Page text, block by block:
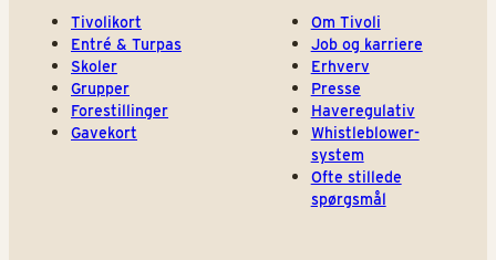
Tivolikort
Entré & Turpas
Skoler
Grupper
Forestillinger
Gavekort
Om Tivoli
Job og karriere
Erhverv
Presse
Haveregulativ
Whistleblower-
system
Ofte stillede
spørgsmål